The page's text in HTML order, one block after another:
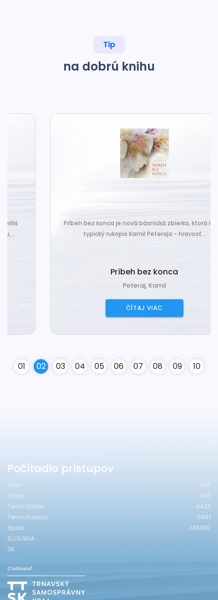
Tip
na dobrú knihu
Príbeh bez konca je nová básnická zbierka, ktorá nesie
typický rukopis Kamil Peteraja - hravosť...
Príbeh bez konca
Peteraj, Kamil
ČÍTAJ VIAC
01 02 03 04 05 06 07 08 09 10
Počítadlo prístupov
Dnes
904
Včera
785
Tento týždeň
4433
Tento mesiac
5941
Spolu
238930
SLOVAKIA
SK